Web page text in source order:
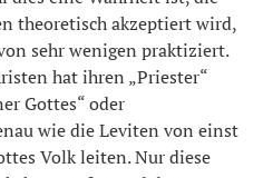
theoretisch akzeptiert wird,
sehr wenigen praktiziert.
hat ihren „Priester“
Gottes“ oder
wie die Leviten von einst
Volk leiten. Nur diese